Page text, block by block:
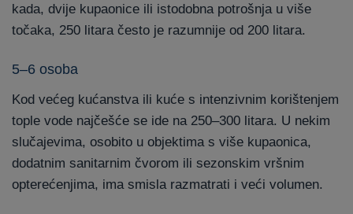
kada, dvije kupaonice ili istodobna potrošnja u više
točaka, 250 litara često je razumnije od 200 litara.
5–6 osoba
Kod većeg kućanstva ili kuće s intenzivnim korištenjem
tople vode najčešće se ide na 250–300 litara. U nekim
slučajevima, osobito u objektima s više kupaonica,
dodatnim sanitarnim čvorom ili sezonskim vršnim
opterećenjima, ima smisla razmatrati i veći volumen.